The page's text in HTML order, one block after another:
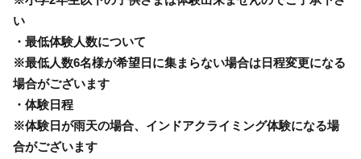
い
・最低体験人数について
※最低人数6名様が希望日に集まらない場合は日程変更になる
場合がございます
・体験日程
※体験日が雨天の場合、インドアクライミング体験になる場
合がございます